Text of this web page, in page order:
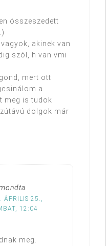
összeszedett
akinek van
szól, h van vmi
mert ott
a
meg is tudok
dolgok már
ÁPRILIS 25.,
12:04
meg.